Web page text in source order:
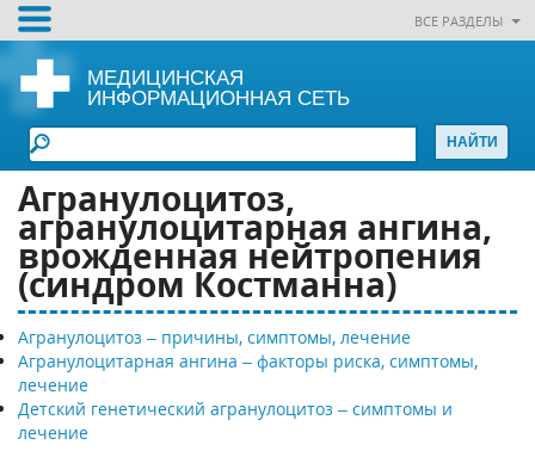
ВСЕ РАЗДЕЛЫ
МЕДИЦИНСКАЯ
ИНФОРМАЦИОННАЯ СЕТЬ
Агранулоцитоз,
агранулоцитарная ангина,
врожденная нейтропения
(синдром Костманна)
Агранулоцитоз – причины, симптомы, лечение
Агранулоцитарная ангина – факторы риска, симптомы,
лечение
Детский генетический агранулоцитоз – симптомы и
лечение